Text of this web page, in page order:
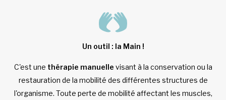
Un outil : la Main !
C'est une thérapie manuelle visant à la conservation ou la
restauration de la mobilité des différentes structures de
l'organisme. Toute perte de mobilité affectant les muscles,